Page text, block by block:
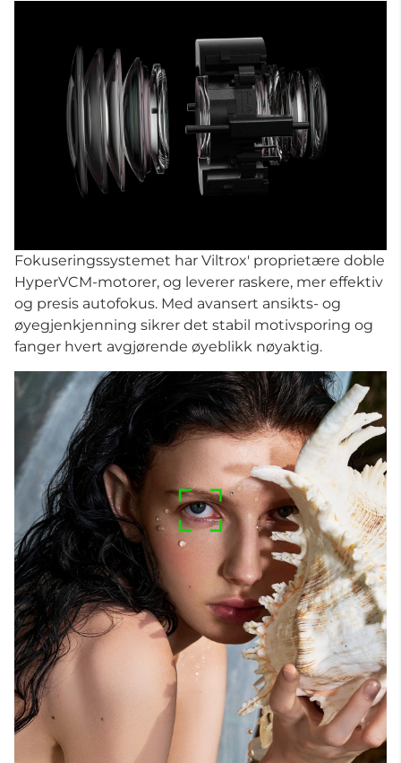
Fokuseringssystemet har Viltrox' proprietære doble
HyperVCM-motorer, og leverer raskere, mer effektiv
og presis autofokus. Med avansert ansikts- og
øyegjenkjenning sikrer det stabil motivsporing og
fanger hvert avgjørende øyeblikk nøyaktig.